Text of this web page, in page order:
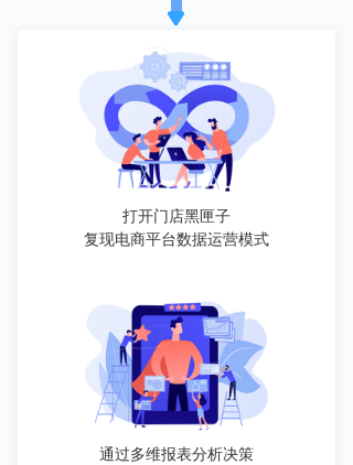
打开门店黑匣子
复现电商平台数据运营模式
通过多维报表分析决策